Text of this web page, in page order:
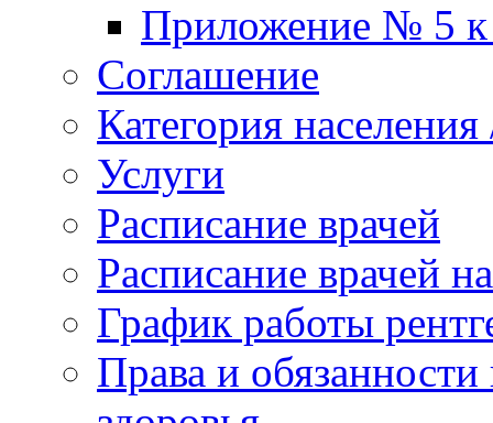
Приложение № 5 к
Соглашение
Категория
Услуги
Расписание врачей
Расписание врачей
График работы
Права и